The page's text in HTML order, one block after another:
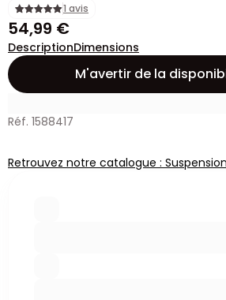
1 avis
54,99 €
DescriptionDimensions
M'avertir de la
Réf. 1588417
Retrouvez notre catalogue :